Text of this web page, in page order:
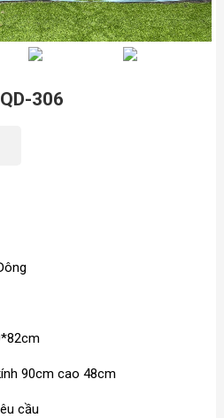
306
90cm cao 48cm
cầu